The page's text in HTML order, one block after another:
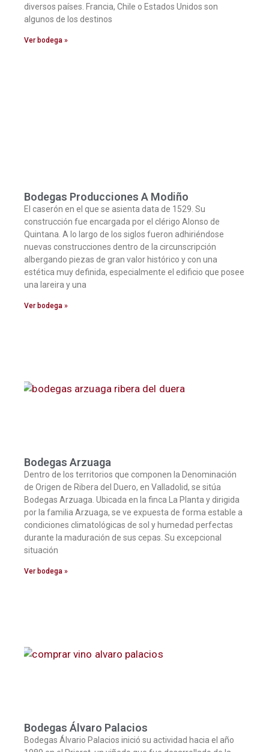
diversos países. Francia, Chile o Estados Unidos son
algunos de los destinos
Ver bodega »
Bodegas Producciones A Modiño
El caserón en el que se asienta data de 1529. Su
construcción fue encargada por el clérigo Alonso de
Quintana. A lo largo de los siglos fueron adhiriéndose
nuevas construcciones dentro de la circunscripción
albergando piezas de gran valor histórico y con una
estética muy definida, especialmente el edificio que posee
una lareira y una
Ver bodega »
Bodegas Arzuaga
Dentro de los territorios que componen la Denominación
de Origen de Ribera del Duero, en Valladolid, se sitúa
Bodegas Arzuaga. Ubicada en la finca La Planta y dirigida
por la familia Arzuaga, se ve expuesta de forma estable a
condiciones climatológicas de sol y humedad perfectas
durante la maduración de sus cepas. Su excepcional
situación
Ver bodega »
Bodegas Álvaro Palacios
Bodegas Álvario Palacios inició su actividad hacia el año